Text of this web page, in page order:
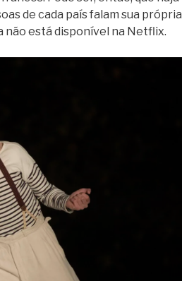
de cada país falam sua própria
não está disponível na Netflix.